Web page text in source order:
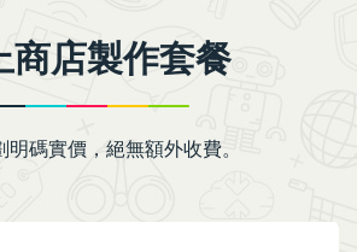
商店製作套餐
明碼實價，絕無額外收費。